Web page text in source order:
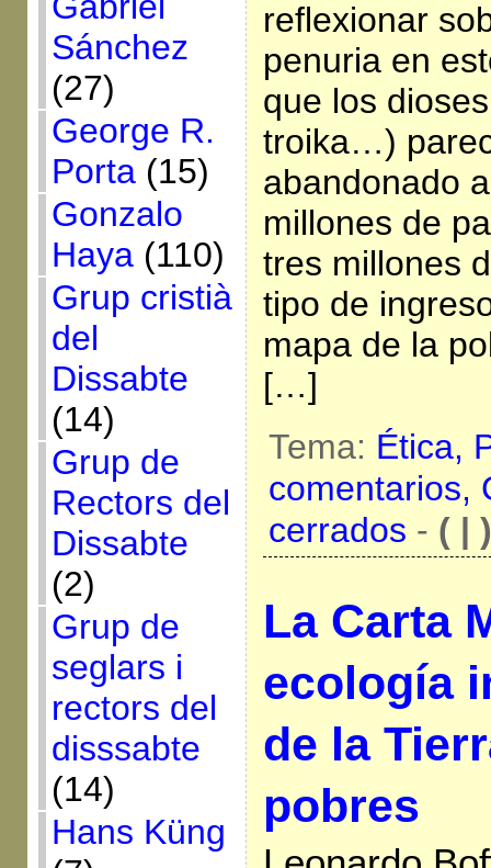
Sánchez
(27)
George R.
Porta(15)
Gonzalo
Haya(110)
Grup cristià
del
Dissabte
(14)
Grup de
Rectors del
Dissabte
(2)
Grup de
seglars i
rectors del
disssabte
(14)
Hans Küng
reflexionar
penuria en
que los
troika…)
abandonado
millones de
tres millones
tipo de
mapa de la
[…]
Tema: Ética,
comentarios,
cerrados - ( | )
La Carta
ecología
de la
pobres